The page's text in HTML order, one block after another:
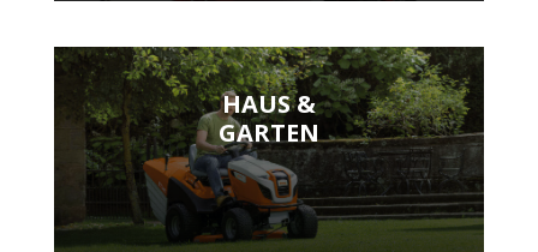
HAUS &
GARTEN